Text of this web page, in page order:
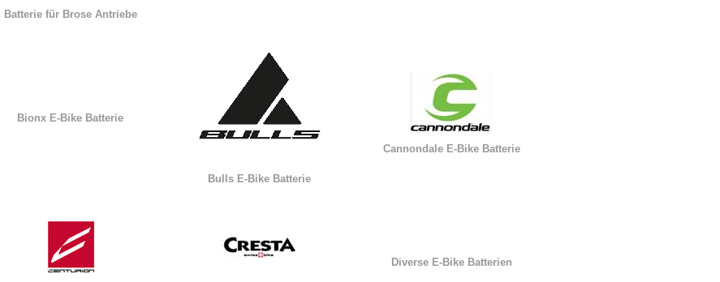
Batterie für Brose Antriebe
Bionx E-Bike Batterie
Bulls E-Bike Batterie
Cannondale E-Bike Batterie
Diverse E-Bike Batterien